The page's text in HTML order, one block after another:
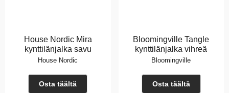
House Nordic Mira
kynttilänjalka savu
House Nordic
Osta täältä
Bloomingville Tangle
kynttilänjalka vihreä
Bloomingville
Osta täältä